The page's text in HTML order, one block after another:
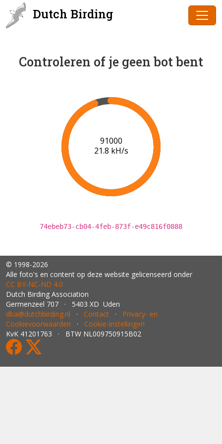
Dutch Birding
Controleren of je geen bot bent
91000
21.8 kH/s
74ebeb73-cb04-4feb-873f-e49c816f0888
© 1998-2026
Alle foto's en content op deze website gelicenseerd onder
CC BY‑NC‑ND 4.0
Dutch Birding Association
Germenzeel 707 · 5403 XD Uden
dba@dutchbirding.nl · Contact · Privacy- en
Cookievoorwaarden · Cookie-instellingen
KvK 41201763 · BTW NL009750915B02